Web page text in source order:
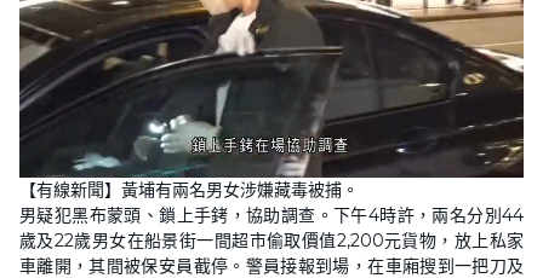
U
n
m
u
t
e
o
a
d
:
1
【有線新聞】黃埔有兩名男女涉嫌藏毒被捕。
男疑犯黑布蒙頭、鎖上手銬，協助調查。下午4時許，兩名分別44
歲及22歲男女在船景街一間超市偷取價值2,200元貨物，放上私家
車離開，其間被保安員截停。警員接報到場，在車廂搜到一把刀及